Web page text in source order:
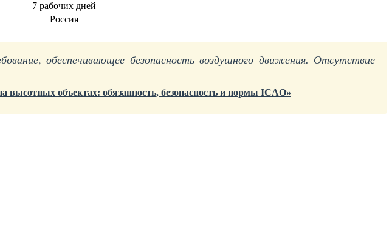
7 рабочих дней
Россия
обеспечивающее безопасность воздушного движения. Отсутствие
высотных объектах: обязанность, безопасность и нормы ICAO»